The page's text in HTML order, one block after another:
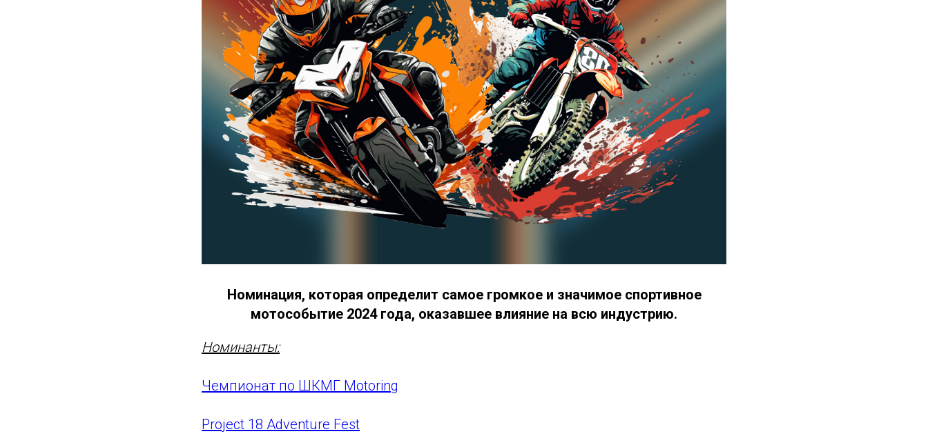
Номинация, которая определит самое громкое и значимое спортивное
мотособытие 2024 года, оказавшее влияние на всю индустрию.
Номинанты:
Чемпионат по ШКМГ Motoring
Project 18 Adventure Fest